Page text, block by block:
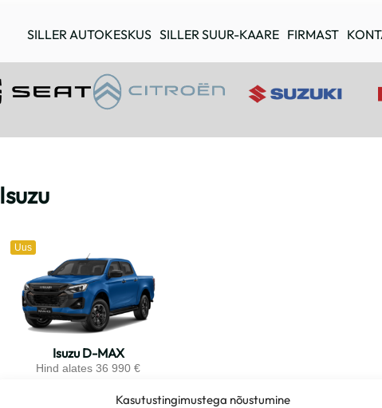
Kasutustingimustega nõustumine
SILLER AUTOKESKUS SILLER SUUR-KAARE FIRMAST
Isuzu
Uus
Isuzu D-MAX
Hind alates 36 990 €